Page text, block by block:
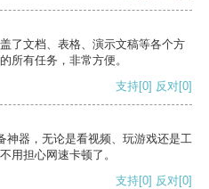
了文档、表格、演示文稿等各个方
所有任务，非常方便。
支持[0] 反对[0]
神器，无论是看视频、玩游戏还是工
用担心网速卡顿了。
支持[0] 反对[0]